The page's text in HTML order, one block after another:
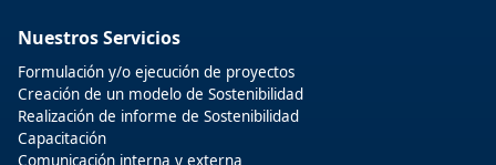
Nuestros Servicios
Formulación y/o ejecución de proyectos
Creación de un modelo de Sostenibilidad
Realización de informe de Sostenibilidad
Capacitación